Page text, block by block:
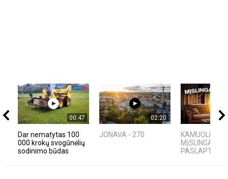
00:47
Dar nematytas 100
000 krokų svogūnėlių
sodinimo būdas
02:20
JONAVA - 270
KAMUOLINIS
MĮSLINGA
PASLAPTIS